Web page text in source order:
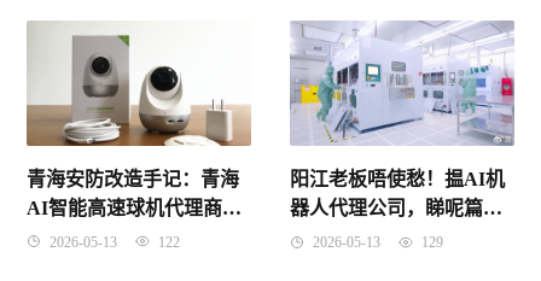
青海安防改造手记：青海
AI智能高速球机代理商怎
么找才不踩坑
2026-05-13 122
阳江老板唔使愁！揾AI机
器人代理公司，睇呢篇就
够晒数！
2026-05-13 129